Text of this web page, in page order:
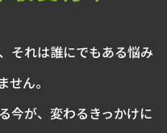
それは誰にでもある悩み
ん。
今が、変わるきっかけに